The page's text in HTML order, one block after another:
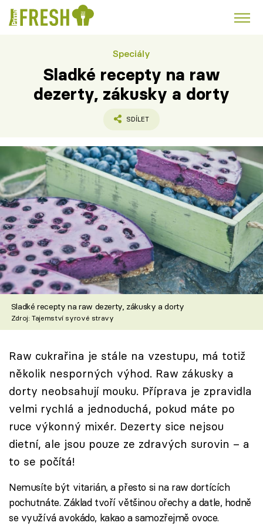
Polévky k večeři
Česká kuchyně Čokoláda
Témata
Recepty
Články
TV Program
Škola vaření
Recepty z TV
Speciál: Cuketa
Těhotnej kuchař
Sledujte prima+
Přihlášení
Sledujte nás
Speciály
Sladké recepty na raw
dezerty, zákusky a dorty
SDÍLET
Sladké recepty na raw dezerty, zákusky a dorty
Zdroj: Tajemství syrové stravy
Raw cukrařina je stále na vzestupu, má totiž
několik nesporných výhod. Raw zákusky a
dorty neobsahují mouku. Příprava je zpravidla
velmi rychlá a jednoduchá, pokud máte po
ruce výkonný mixér. Dezerty sice nejsou
dietní, ale jsou pouze ze zdravých surovin – a
to se počítá!
Nemusíte být vitarián, a přesto si na raw dortících
pochutnáte. Základ tvoří většinou ořechy a datle, hodně
se využívá avokádo, kakao a samozřejmě ovoce.